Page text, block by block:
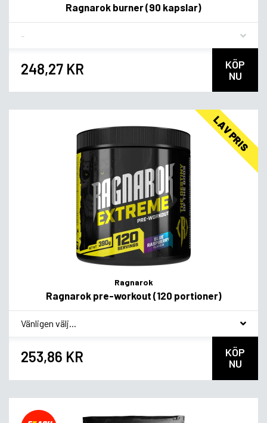
Ragnarok burner (90 kapslar)
248,27 KR
KÖP
NU
LAV PRIS
Ragnarok
Ragnarok pre-workout (120 portioner)
* Smagsvariant
253,86 KR
KÖP
NU